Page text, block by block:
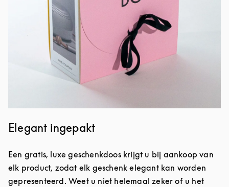
Elegant ingepakt
Een gratis, luxe geschenkdoos krijgt u bij aankoop van
elk product, zodat elk geschenk elegant kan worden
gepresenteerd. Weet u niet helemaal zeker of u het